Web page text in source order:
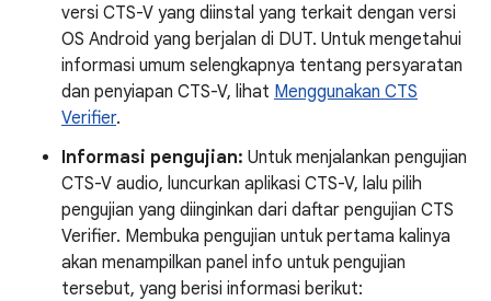
versi CTS-V yang diinstal yang terkait dengan versi
OS Android yang berjalan di DUT. Untuk mengetahui
informasi umum selengkapnya tentang persyaratan
dan penyiapan CTS-V, lihat Menggunakan CTS
Verifier.
Informasi pengujian: Untuk menjalankan pengujian
CTS-V audio, luncurkan aplikasi CTS-V, lalu pilih
pengujian yang diinginkan dari daftar pengujian CTS
Verifier. Membuka pengujian untuk pertama kalinya
akan menampilkan panel info untuk pengujian
tersebut, yang berisi informasi berikut: